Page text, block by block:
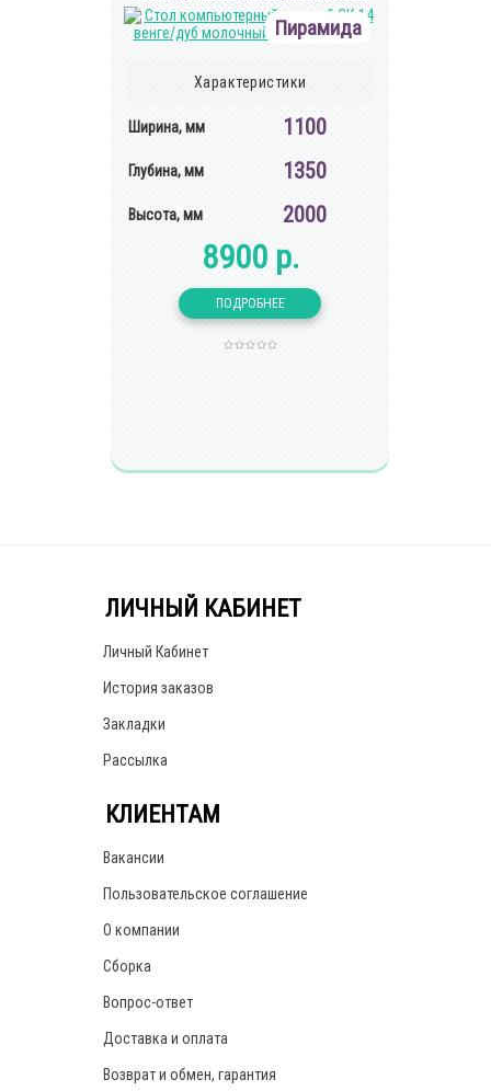
Пирамида
Характеристики
Ширина, мм 1100
Глубина, мм 1350
Высота, мм 2000
8900 р.
ЛИЧНЫЙ КАБИНЕТ
Личный Кабинет
История заказов
Закладки
Рассылка
КЛИЕНТАМ
Вакансии
Пользовательское соглашение
О компании
Сборка
Вопрос-ответ
Доставка и оплата
Возврат и обмен, гарантия